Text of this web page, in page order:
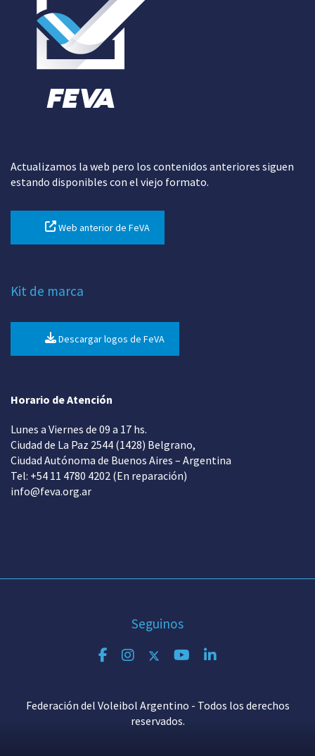
Actualizamos la web pero los contenidos anteriores siguen
estando disponibles con el viejo formato.
Web anterior de FeVA
Kit de marca
Descargar logos de FeVA
Horario de Atención
Lunes a Viernes de 09 a 17 hs.
Ciudad de La Paz 2544 (1428) Belgrano,
Ciudad Autónoma de Buenos Aires – Argentina
Tel: +54 11 4780 4202 (En reparación)
info@feva.org.ar
Seguinos
Federación del Voleibol Argentino - Todos los derechos
reservados.